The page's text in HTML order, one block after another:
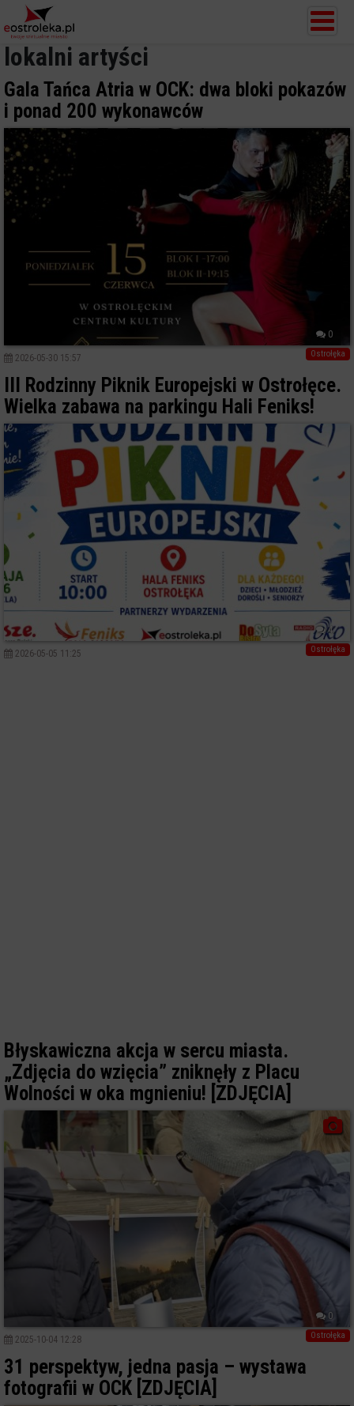
lokalni artyści
Gala Tańca Atria w OCK: dwa bloki pokazów
i ponad 200 wykonawców
0
Ostrołęka
2026-05-30 15:57
III Rodzinny Piknik Europejski w Ostrołęce.
Wielka zabawa na parkingu Hali Feniks!
4
Ostrołęka
2026-05-05 11:25
Błyskawiczna akcja w sercu miasta.
„Zdjęcia do wzięcia” zniknęły z Placu
Wolności w oka mgnieniu! [ZDJĘCIA]
0
Ostrołęka
2025-10-04 12:28
31 perspektyw, jedna pasja – wystawa
fotografii w OCK [ZDJĘCIA]